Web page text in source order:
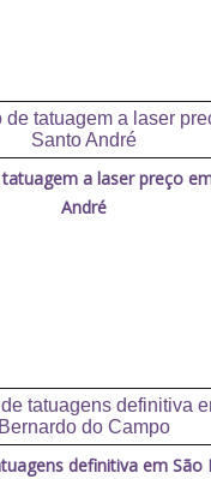
a laser preço
André
definitiva em São